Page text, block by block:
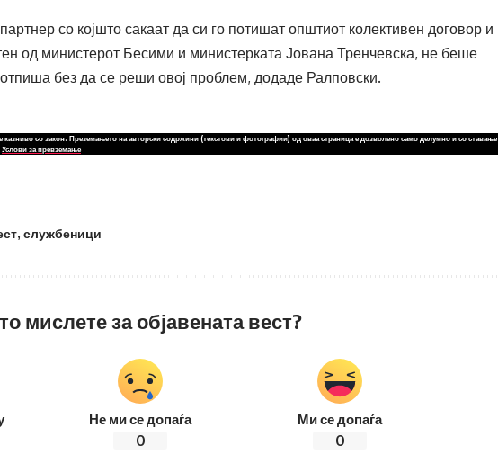
со којшто сакаат да си го потишат општиот колективен договор и
од министерот Бесими и министерката Јована Тренчевска, не беше
без да се реши овој проблем, додаде Ралповски.
со закон. Преземањето на авторски содржини (текстови и фотографии) од оваа страница е дозволено само делумно и со ставање
Услови за превземање
, службеници
мислете за објавената вест?
Не ми се допаѓа
0
Ми се допаѓа
0